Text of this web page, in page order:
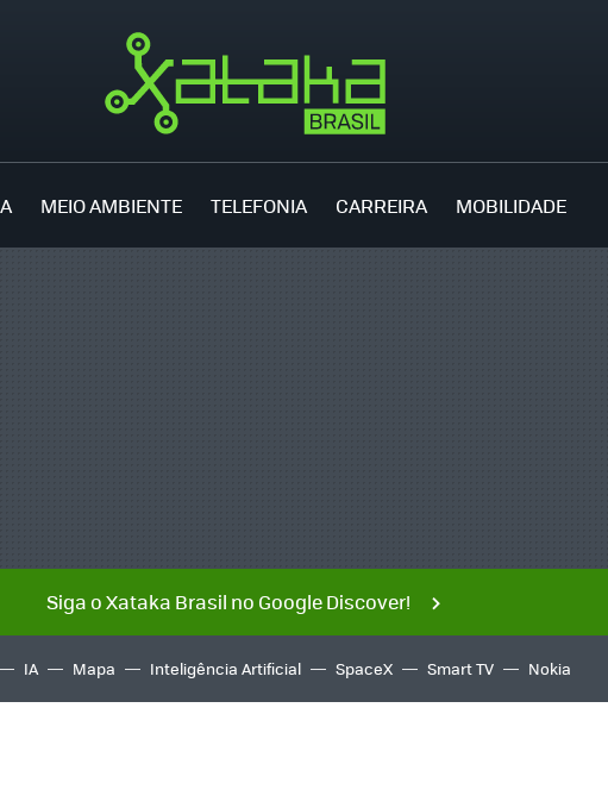
MEIO AMBIENTE TELEFONIA CARREIRA MOBILIDADE
Siga o Xataka Brasil no Google Discover!
IA Mapa Inteligência Artificial SpaceX Smart TV Nokia